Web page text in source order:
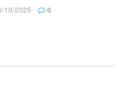
10/2025 0